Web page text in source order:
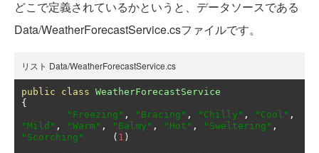
どこで定義されているかというと、データソースである
Data/WeatherForecastService.csファイルです。
リスト Data/WeatherForecastService.cs
public class WeatherForecastService
{
"Freezing" , "Bracing" , "Chilly" , "Cool" ,
"Mild" , "Warm" , "Balmy" , "Hot" , "Sweltering" ,
"Scorching"
( 1 )